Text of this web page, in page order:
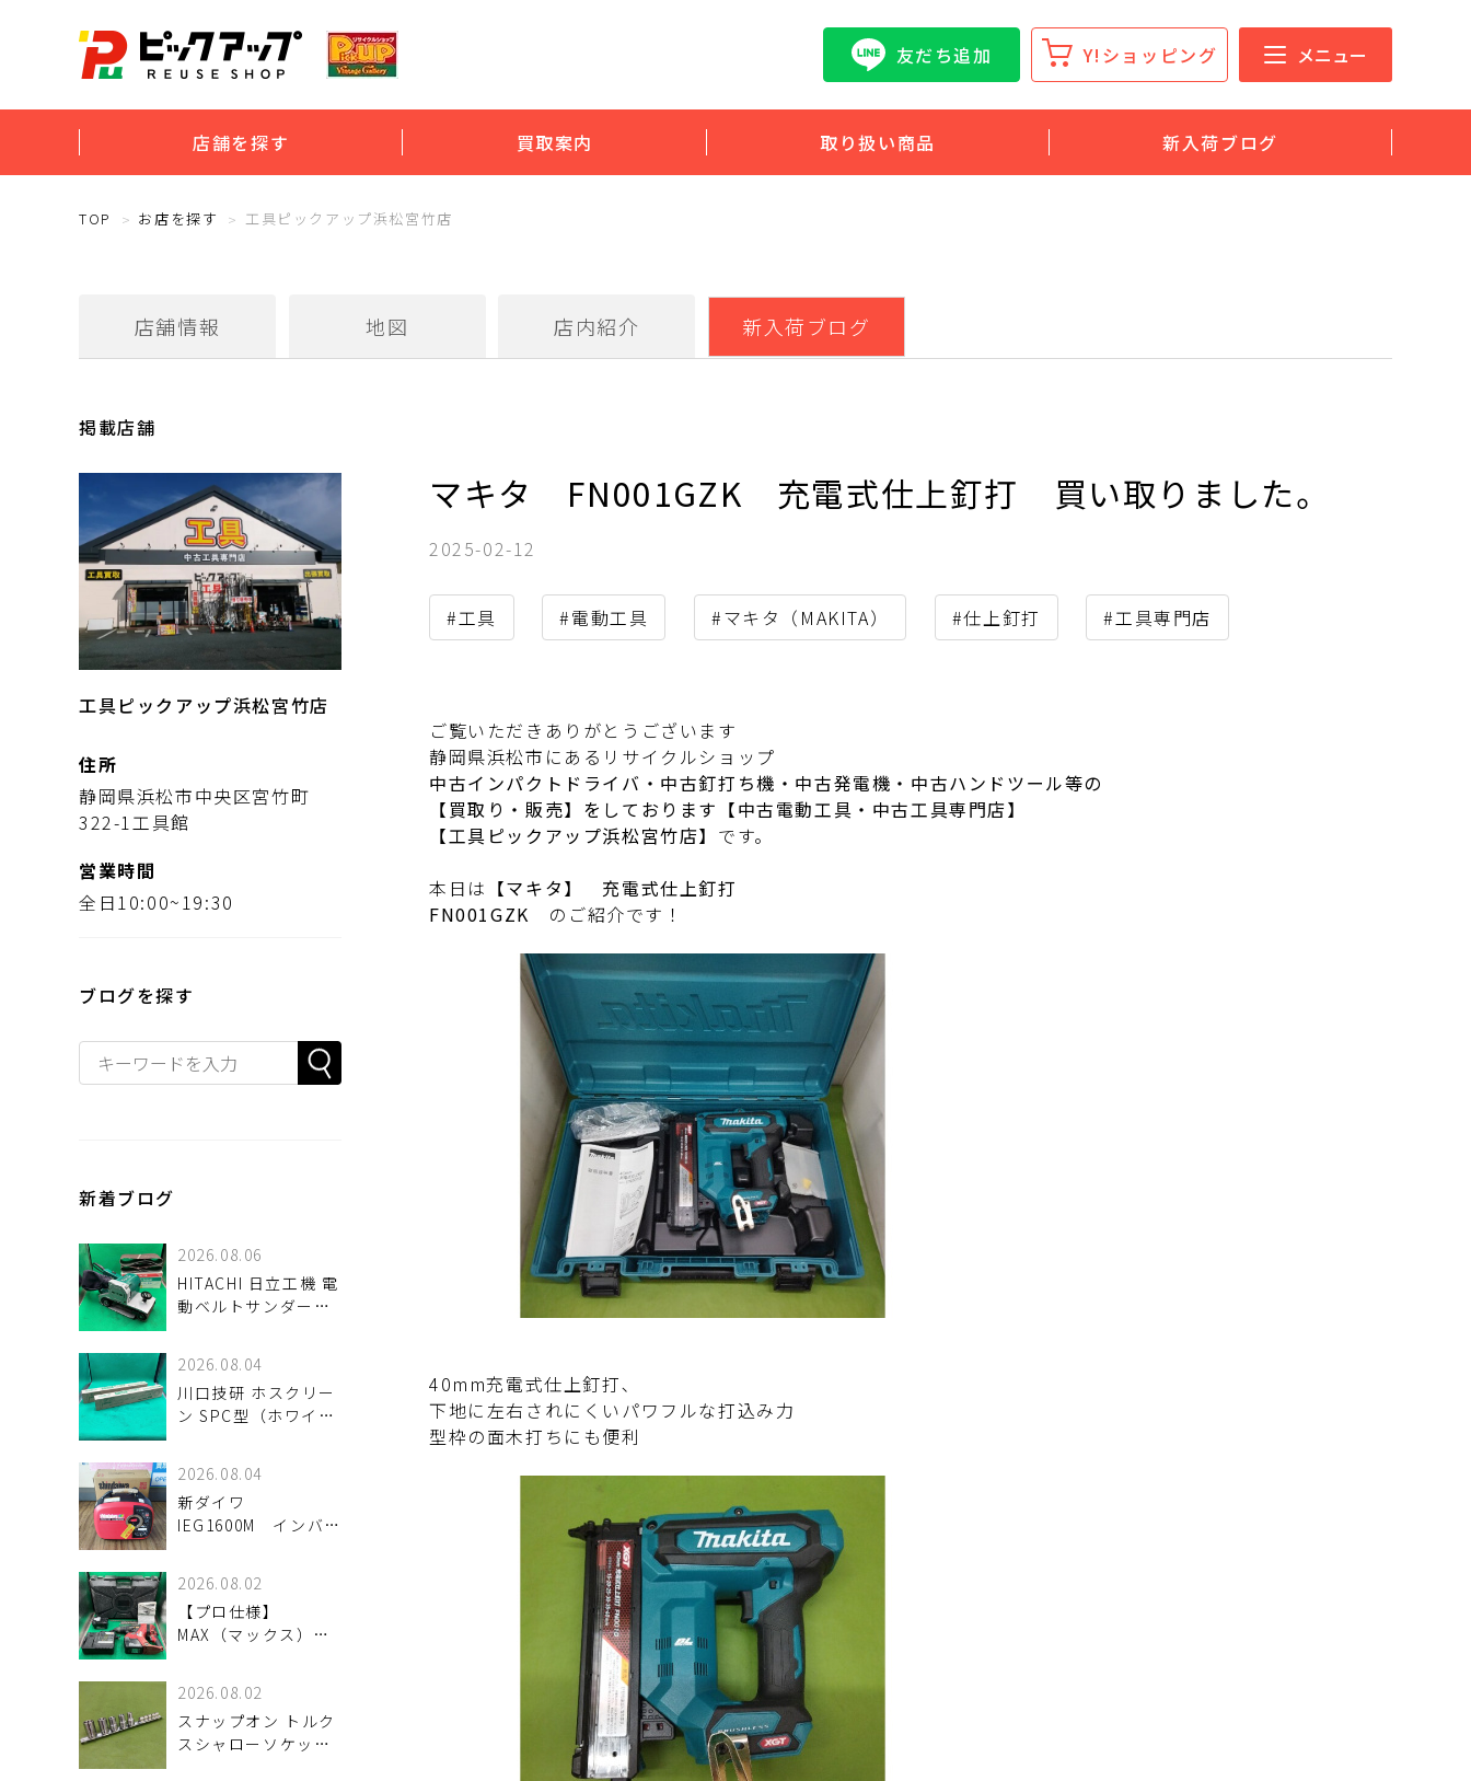
友だち追加 Y!ショッピング メニュー
店舗を探す 買取案内 取り扱い商品 新入荷ブログ
TOP お店を探す 工具ピックアップ浜松宮竹店
店舗情報 地図 店内紹介 新入荷ブログ
掲載店舗
工具ピックアップ浜松宮竹店
住所
静岡県浜松市中央区宮竹町
322-1工具館
営業時間
全日10:00~19:30
ブログを探す
新着ブログ
2026.08.06
HITACHI 日立工機 電
動ベルトサンダー
2026.08.04
川口技研 ホスクリー
ン SPC型（ホワイ
2026.08.04
新ダイワ
IEG1600M インバー
2026.08.02
【プロ仕様】
MAX（マックス）
R266」が入荷。優れ
た穿孔スピードとタ
フなスタミナを検証
2026.08.02
スナップオン トルク
スシャローソケット5
マキタ FN001GZK 充電式仕上釘打 買い取りました。
2025-02-12
#工具 #電動工具 #マキタ（MAKITA） #仕上釘打 #工具専門店
ご覧いただきありがとうございます
静岡県浜松市にあるリサイクルショップ
中古インパクトドライバ・中古釘打ち機・中古発電機・中古ハンドツール等の
【買取り・販売】をしております【中古電動工具・中古工具専門店】
【工具ピックアップ浜松宮竹店】 です。
本日は 【マキタ】 充電式仕上釘打
FN001GZK のご紹介です！
40mm充電式仕上釘打､
下地に左右されにくいパワフルな打込み力
型枠の面木打ちにも便利